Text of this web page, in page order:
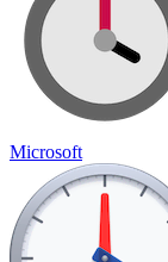
Microsoft